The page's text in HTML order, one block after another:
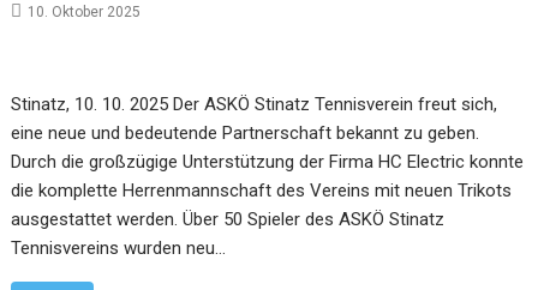
10. Oktober 2025
Stinatz, 10. 10. 2025 Der ASKÖ Stinatz Tennisverein freut sich,
eine neue und bedeutende Partnerschaft bekannt zu geben.
Durch die großzügige Unterstützung der Firma HC Electric konnte
die komplette Herrenmannschaft des Vereins mit neuen Trikots
ausgestattet werden. Über 50 Spieler des ASKÖ Stinatz
Tennisvereins wurden neu…